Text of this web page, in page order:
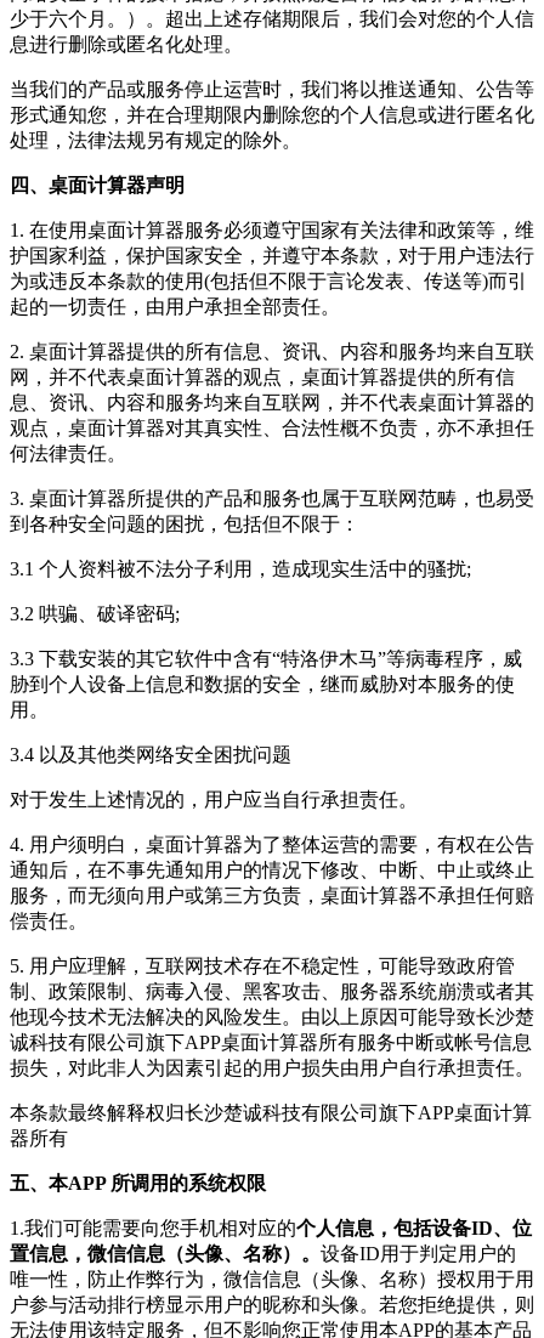
少于六个月。）。超出上述存储期限后，我们会对您的个人信
息进行删除或匿名化处理。
当我们的产品或服务停止运营时，我们将以推送通知、公告等
形式通知您，并在合理期限内删除您的个人信息或进行匿名化
处理，法律法规另有规定的除外。
四、桌面计算器声明
1. 在使用桌面计算器服务必须遵守国家有关法律和政策等，维
护国家利益，保护国家安全，并遵守本条款，对于用户违法行
为或违反本条款的使用(包括但不限于言论发表、传送等)而引
起的一切责任，由用户承担全部责任。
2. 桌面计算器提供的所有信息、资讯、内容和服务均来自互联
网，并不代表桌面计算器的观点， 桌面计算器提供的所有信
息、资讯、内容和服务均来自互联网，并不代表桌面计算器的
观点， 桌面计算器对其真实性、合法性概不负责，亦不承担任
何法律责任。
3. 桌面计算器所提供的产品和服务也属于互联网范畴，也易受
到各种安全问题的困扰，包括但不限于：
3.1 个人资料被不法分子利用，造成现实生活中的骚扰;
3.2 哄骗、破译密码;
3.3 下载安装的其它软件中含有“特洛伊木马”等病毒程序，威
胁到个人设备上信息和数据的安全，继而威胁对本服务的使
用。
3.4 以及其他类网络安全困扰问题
对于发生上述情况的，用户应当自行承担责任。
4. 用户须明白， 桌面计算器为了整体运营的需要，有权在公告
通知后，在不事先通知用户的情况下修改、中断、中止或终止
服务，而无须向用户或第三方负责， 桌面计算器不承担任何赔
偿责任。
5. 用户应理解，互联网技术存在不稳定性，可能导致政府管
制、政策限制、病毒入侵、黑客攻击、服务器系统崩溃或者其
他现今技术无法解决的风险发生。由以上原因可能导致长沙楚
诚科技有限公司 旗下APP桌面计算器所有服务中断或帐号信息
损失，对此非人为因素引起的用户损失由用户自行承担责任。
本条款最终解释权归长沙楚诚科技有限公司 旗下APP桌面计算
器所有
五、本APP 所调用的系统权限
1.我们可能需要向您手机相对应的个人信息，包括设备ID、位
置信息，微信信息（头像、名称）。 设备ID用于判定用户的
唯一性，防止作弊行为，微信信息（头像、名称）授权用于用
户参与活动排行榜显示用户的昵称和头像。若您拒绝提供，则
无法使用该特定服务，但不影响您正常使用本APP的基本产品